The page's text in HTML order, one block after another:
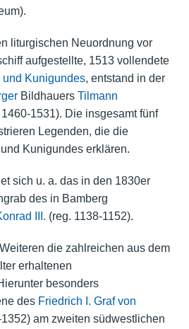
liturgischen Neuordnung vor
aufgestellte, 1513 vollendete
und Kunigundes, entstand in der
Bildhauers Tilmann
1531). Die insgesamt fünf
Legenden, die die
Kunigundes erklären.
sich u. a. das in den 1830er
des in Bamberg
III. (reg. 1138-1152).
die zahlreichen aus dem
erhaltenen
besonders
des Friedrich I. Graf von
am zweiten südwestlichen